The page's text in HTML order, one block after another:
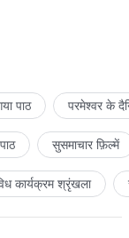
पाठ परमेश्वर के
सुसमाचार फ़िल्में
कार्यक्रम श्रृंखला